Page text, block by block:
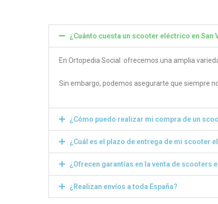
¿Cuánto cuesta un scooter eléctrico en San
En Ortopedia Social ofrecemos una amplia
Sin embargo, podemos asegurarte que siempre
¿Cómo puedo realizar mi compra de un
¿Cuál es el plazo de entrega de mi scooter
¿Ofrecen garantías en la venta de scooters
¿Realizan envíos a toda España?